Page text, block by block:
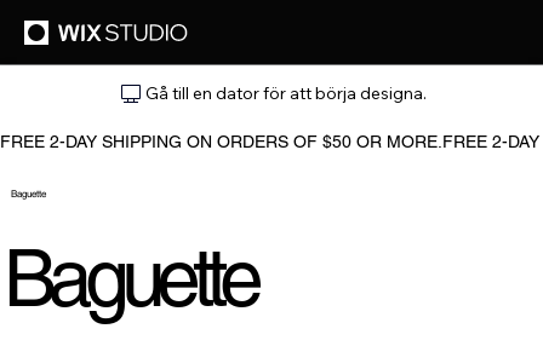
Gå till en dator för att börja designa.